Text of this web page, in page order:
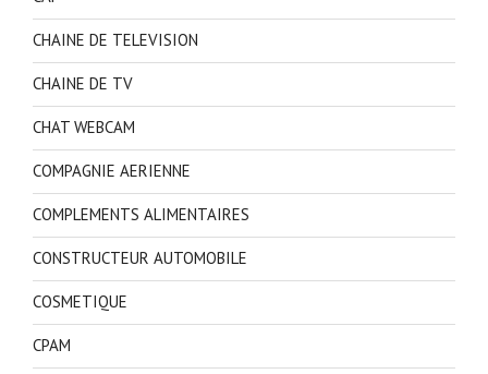
CHAINE DE TELEVISION
CHAINE DE TV
CHAT WEBCAM
COMPAGNIE AERIENNE
COMPLEMENTS ALIMENTAIRES
CONSTRUCTEUR AUTOMOBILE
COSMETIQUE
CPAM